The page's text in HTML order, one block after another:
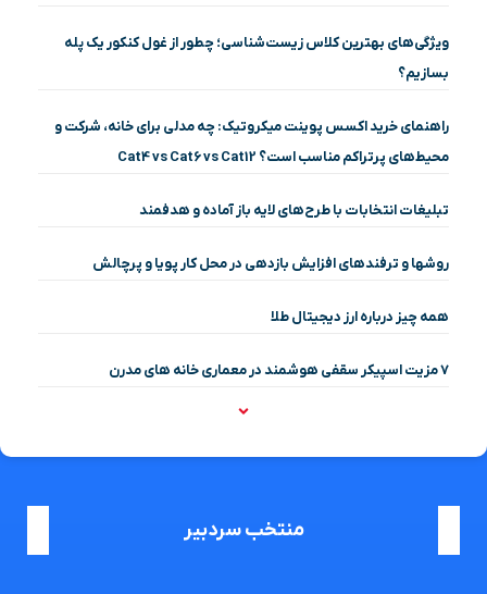
ویژگی‌های بهترین کلاس زیست‌شناسی؛ چطور از غول کنکور یک پله
بسازیم؟
راهنمای خرید اکسس پوینت میکروتیک: چه مدلی برای خانه، شرکت و
محیط‌های پرتراکم مناسب است؟ Cat4 vs Cat6 vs Cat12
تبلیغات انتخابات با طرح‌های لایه باز آماده و هدفمند
روشها و ترفندهای افزایش بازدهی در محل کار پویا و پرچالش
همه چیز درباره ارز دیجیتال طلا
۷ مزیت اسپیکر سقفی هوشمند در معماری خانه‌ های مدرن
منتخب سردبیر